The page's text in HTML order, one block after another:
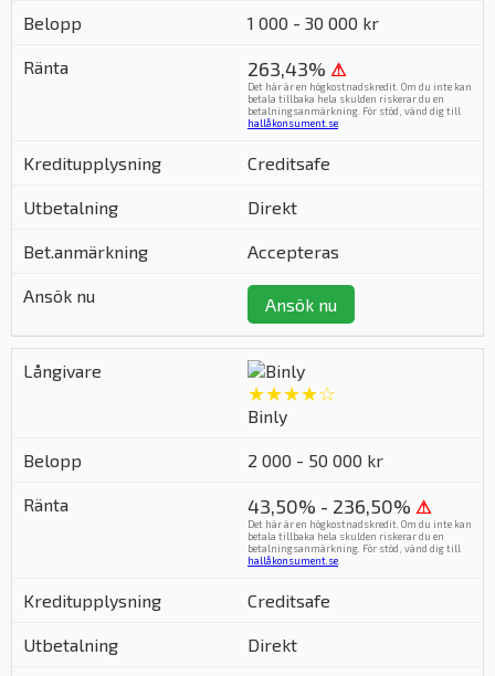
1 000 - 30 000 kr
263,43% ⚠
Det här är en högkostnadskredit. Om du inte kan
betala tillbaka hela skulden riskerar du en
betalningsanmärkning. För stöd, vänd dig till
hallåkonsument.se.
Creditsafe
Direkt
Accepteras
Ansök nu
★★★★☆
Binly
2 000 - 50 000 kr
43,50% - 236,50% ⚠
Det här är en högkostnadskredit. Om du inte kan
betala tillbaka hela skulden riskerar du en
betalningsanmärkning. För stöd, vänd dig till
hallåkonsument.se.
Creditsafe
Direkt